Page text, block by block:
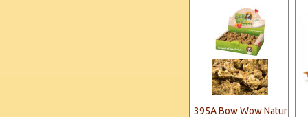
395A Bow Wow Natur